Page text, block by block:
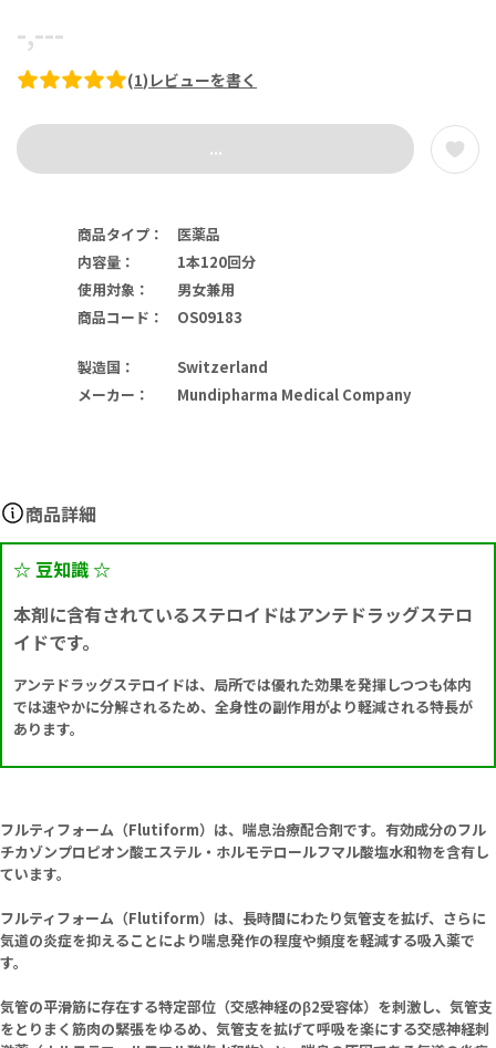
-,---
(1) レビューを書く
...
商品タイプ ：
医薬品
内容量 ：
1本120回分
使用対象 ：
男女兼用
商品コード ： OS09183
製造国 ：
Switzerland
メーカー ： Mundipharma Medical Company
商品詳細
☆ 豆知識 ☆
本剤に含有されているステロイドはアンテドラッグステロ
イドです。
アンテドラッグステロイドは、局所では優れた効果を発揮しつつも体内
では速やかに分解されるため、全身性の副作用がより軽減される特長が
あります。
フルティフォーム（Flutiform）は、喘息治療配合剤です。有効成分のフル
チカゾンプロピオン酸エステル・ホルモテロールフマル酸塩水和物を含有し
ています。
フルティフォーム（Flutiform）は、長時間にわたり気管支を拡げ、さらに
気道の炎症を抑えることにより喘息発作の程度や頻度を軽減する吸入薬で
す。
気管の平滑筋に存在する特定部位（交感神経のβ2受容体）を刺激し、気管支
をとりまく筋肉の緊張をゆるめ、気管支を拡げて呼吸を楽にする交感神経刺